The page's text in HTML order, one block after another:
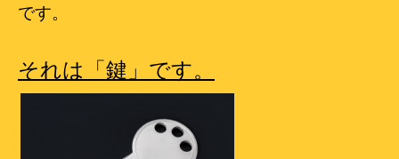
です。
それは「鍵」です。